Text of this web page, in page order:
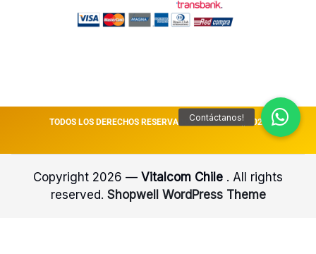
TODOS LOS DERECHOS RESERVADOS VITALCOM || 2026
Copyright 2026 — Vitalcom Chile . All rights
reserved. Shopwell WordPress Theme